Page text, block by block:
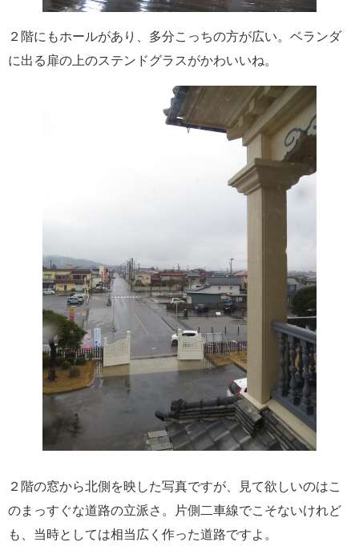
２階にもホールがあり、多分こっちの方が広い。ベランダ
に出る扉の上のステンドグラスがかわいいね。
２階の窓から北側を映した写真ですが、見て欲しいのはこ
のまっすぐな道路の立派さ。片側二車線でこそないけれど
も、当時としては相当広く作った道路ですよ。